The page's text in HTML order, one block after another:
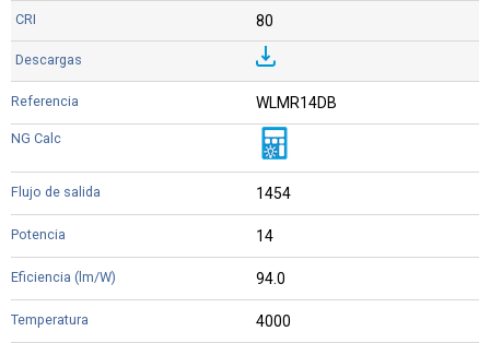
80
WLMR14DB
1454
14
94.0
4000